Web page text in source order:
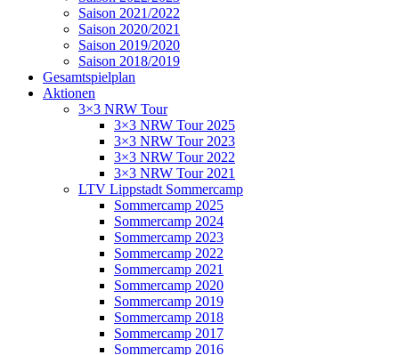
Saison 2021/2022
Saison 2020/2021
Saison 2019/2020
Saison 2018/2019
Gesamtspielplan
Aktionen
3×3 NRW Tour
3×3 NRW Tour 2025
3×3 NRW Tour 2023
3×3 NRW Tour 2022
3×3 NRW Tour 2021
LTV Lippstadt Sommercamp
Sommercamp 2025
Sommercamp 2024
Sommercamp 2023
Sommercamp 2022
Sommercamp 2021
Sommercamp 2020
Sommercamp 2019
Sommercamp 2018
Sommercamp 2017
Sommercamp 2016